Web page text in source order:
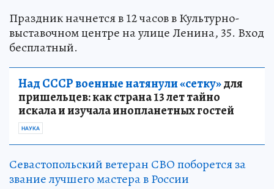
Праздник начнется в 12 часов в Культурно-
выставочном центре на улице Ленина, 35. Вход
бесплатный.
Над СССР военные натянули «сетку»для
пришельцев: как страна 13 лет тайно
искала и изучала инопланетных гостей
НАУКА
Севастопольский ветеран СВО поборется за
звание лучшего мастера в России